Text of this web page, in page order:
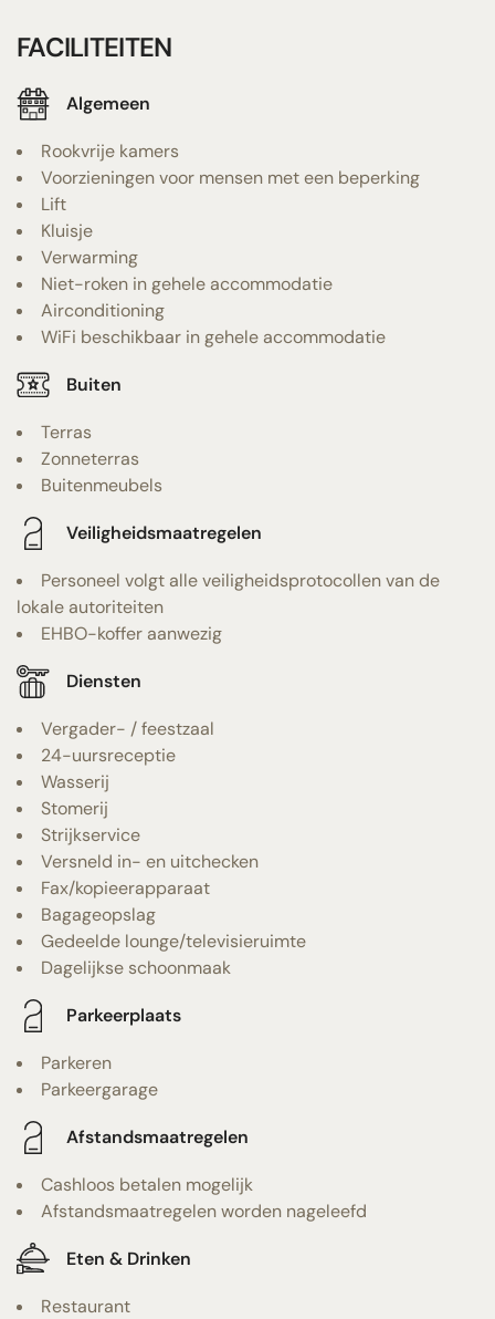
FACILITEITEN
Algemeen
Rookvrije kamers
Voorzieningen voor mensen met een beperking
Lift
Kluisje
Verwarming
Niet-roken in gehele accommodatie
Airconditioning
WiFi beschikbaar in gehele accommodatie
Buiten
Terras
Zonneterras
Buitenmeubels
Veiligheidsmaatregelen
Personeel volgt alle veiligheidsprotocollen van de
lokale autoriteiten
EHBO-koffer aanwezig
Diensten
Vergader- / feestzaal
24-uursreceptie
Wasserij
Stomerij
Strijkservice
Versneld in- en uitchecken
Fax/kopieerapparaat
Bagageopslag
Gedeelde lounge/televisieruimte
Dagelijkse schoonmaak
Parkeerplaats
Parkeren
Parkeergarage
Afstandsmaatregelen
Cashloos betalen mogelijk
Afstandsmaatregelen worden nageleefd
Eten & Drinken
Restaurant